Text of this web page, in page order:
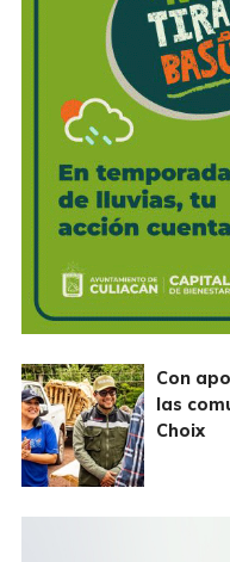
Con
las
Choix